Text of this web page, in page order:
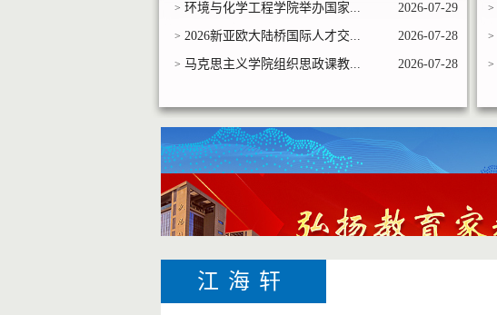
> 环境与化学工程学院举办国家... 2026-07-29
> 2026新亚欧大陆桥国际人才交... 2026-07-28
> 马克思主义学院组织思政课教... 2026-07-28
>
>
>
江海轩